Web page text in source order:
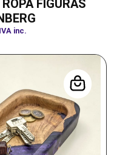
FIGURAS
IVA inc.